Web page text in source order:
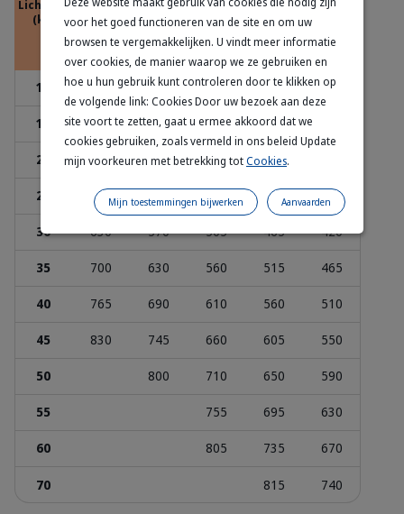
Lichaamsgewicht
(kg)
Leeftijd (maanden)
14 380
15 400 360 320
20 480 435 385 355
25 560 505 450 410 375
30 630 570 505 465 420
35 700 630 560 515 465
40 765 690 610 560 510
45 830 745 660 605 550
50 800 710 650 590
55 755 695 630
60 805 735 670
70 815 740
voor het goed functioneren van de site en om uw
browsen te vergemakkelijken. U vindt meer informatie
over cookies, de manier waarop we ze gebruiken en
hoe u hun gebruik kunt controleren door te klikken op
de volgende link: Cookies Door uw bezoek aan deze
site voort te zetten, gaat u ermee akkoord dat we
cookies gebruiken, zoals vermeld in ons beleid Update
mijn voorkeuren met betrekking totCookies.
Aanvaarden
Mijn toestemmingen bijwerken